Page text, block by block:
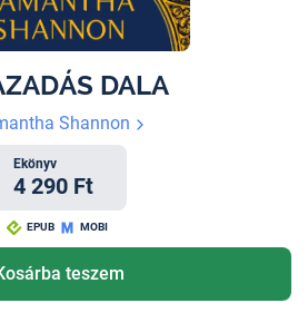
DALA
Shannon
Ekönyv
4 290 Ft
EPUB MOBI
teszem